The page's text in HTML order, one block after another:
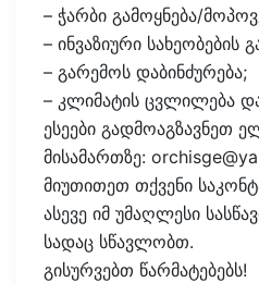
– ჭარბი გამოყნება/
– ინვაზიური სახეობების
– გარემოს დაბინძურება;
– კლიმატის ცვლილება
ესეები გადმოაგზავნეთ
მისამართზე:
მიუთითეთ თქვენი
ასევე იმ უმაღლესი
სადაც სწავლობთ.
გისურვებთ წარმატებებს!